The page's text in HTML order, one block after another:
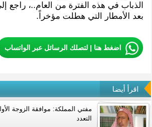
الذباب في هذه الفترة من العام..، راجع
بعد الأمطار التي هطلت مؤخراً.
اضغط هنا | لتصلك الرسائل عبر الواتساب
اقرأ أيضا
مفتي المملكة: موافقة الزوجة
التعدد